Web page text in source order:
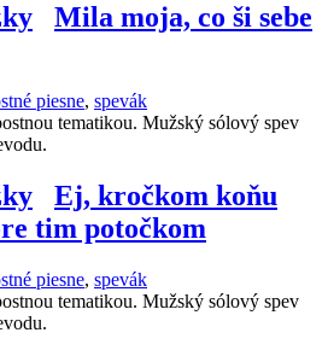
Mila moja, co ši sebe
piesne, spevák
tematikou. Mužský sólový spev
Ej, kročkom koňu
tim potočkom
piesne, spevák
tematikou. Mužský sólový spev